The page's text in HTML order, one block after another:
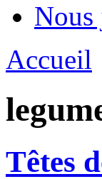
Accueil
Têtes